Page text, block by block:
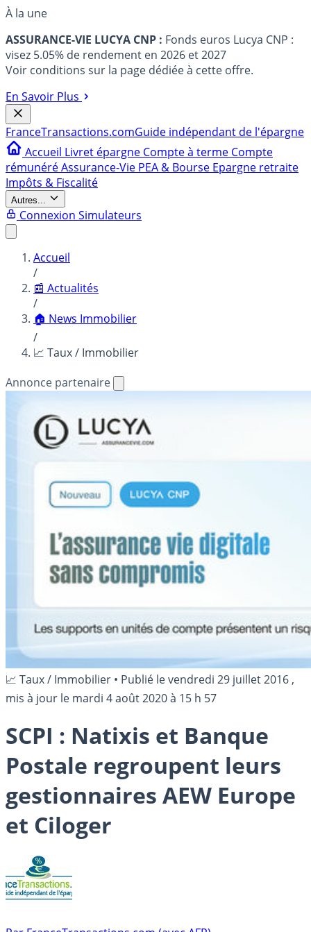
À la une
ASSURANCE-VIE LUCYA CNP : Fonds euros Lucya CNP :
visez 5.05% de rendement en 2026 et 2027
Voir conditions sur la page dédiée à cette offre.
En Savoir Plus
FranceTransactions.comGuide indépendant de l'épargne
Accueil Livret épargne Compte à terme Compte
rémunéréAssurance-Vie PEA & Bourse Epargne retraite
Impôts & Fiscalité
Autres...
Connexion Simulateurs
Accueil
/
📰 Actualités
/
🏠 News Immobilier
/
📈 Taux / Immobilier
Annonce partenaire
📈 Taux / Immobilier • Publié levendredi 29 juillet 2016 ,
mis à jour le mardi 4 août 2020 à 15 h 57
SCPI : Natixis et Banque
Postale regroupent leurs
gestionnaires AEW Europe
et Ciloger